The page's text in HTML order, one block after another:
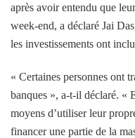
après avoir entendu que
week-end, a déclaré Jai
les investissements ont
« Certaines personnes ont
banques », a-t-il déclaré. «
moyens d’utiliser leur
financer une partie de la